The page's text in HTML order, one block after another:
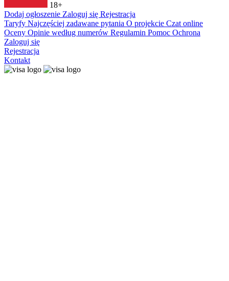
18+
Dodaj ogłoszenie Zaloguj się Rejestracja
Taryfy Najczęściej zadawane pytania O projekcie Czat online
Oceny Opinie według numerów Regulamin Pomoc Ochrona
Zaloguj się
Rejestracja
Kontakt